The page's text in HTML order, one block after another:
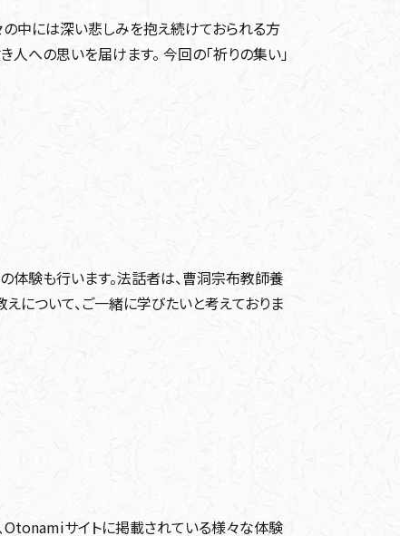
中には深い悲しみを抱え続けておられる方
人への思いを届けます。 今回の「祈りの集い」
体験も行います。法話者は、曹洞宗布教師養
について、ご一緒に学びたいと考えておりま
Otonamiサイトに掲載されている様々な体験